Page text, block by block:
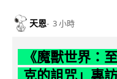
天恩 3 小時
《魔獸世界：
克的詛咒」專